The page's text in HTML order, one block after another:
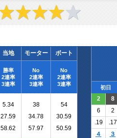
当地 モーター ボート
勝率
2連率
3連率
No
2連率
3連率
No
2連率
3連率
初日
5.34
27.59
58.62
38
34.78
57.97
54
30.59
50.59
2 8
6
2
.19
.17
４
３